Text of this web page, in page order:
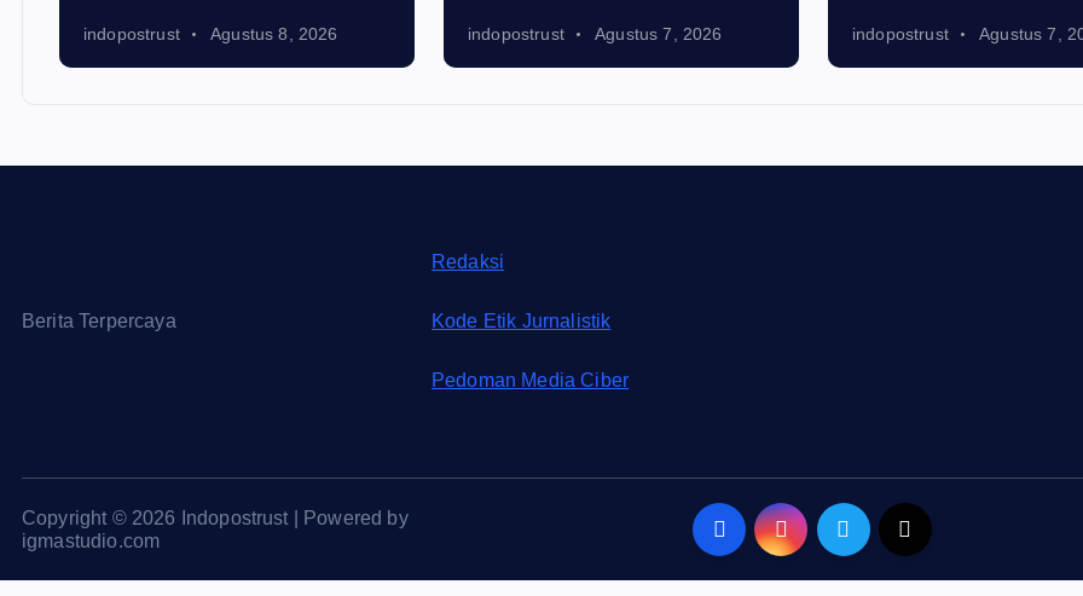
indopostrust Agustus 8, 2026 indopostrust Agustus 7, 2026 indopostrust Agustus 7,
Berita Terpercaya
Redaksi
Kode Etik Jurnalistik
Pedoman Media Ciber
Copyright © 2026 Indopostrust | Powered by
igmastudio.com